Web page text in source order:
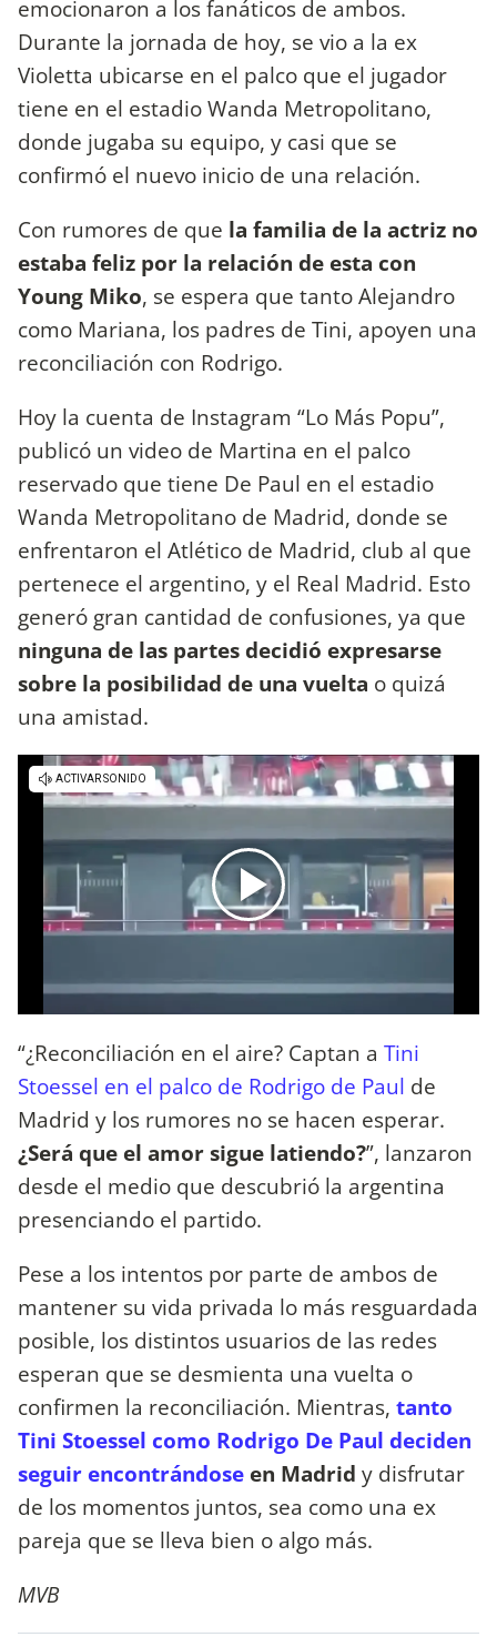
emocionaron a los fanáticos de ambos.
Durante la jornada de hoy, se vio a la ex
Violetta ubicarse en el palco que el jugador
tiene en el estadio Wanda Metropolitano,
donde jugaba su equipo, y casi que se
confirmó el nuevo inicio de una relación.
Con rumores de que la familia de la actriz no
estaba feliz por la relación de esta con
Young Miko, se espera que tanto Alejandro
como Mariana, los padres de Tini, apoyen una
reconciliación con Rodrigo.
Hoy la cuenta de Instagram “Lo Más Popu”,
publicó un video de Martina en el palco
reservado que tiene De Paul en el estadio
Wanda Metropolitano de Madrid, donde se
enfrentaron el Atlético de Madrid, club al que
pertenece el argentino, y el Real Madrid. Esto
generó gran cantidad de confusiones, ya que
ninguna de las partes decidió expresarse
sobre la posibilidad de una vuelta o quizá
una amistad.
“¿Reconciliación en el aire? Captan a Tini
Stoessel en el palco de Rodrigo de Paul de
Madrid y los rumores no se hacen esperar.
¿Será que el amor sigue latiendo?”, lanzaron
desde el medio que descubrió la argentina
presenciando el partido.
Pese a los intentos por parte de ambos de
mantener su vida privada lo más resguardada
posible, los distintos usuarios de las redes
esperan que se desmienta una vuelta o
confirmen la reconciliación. Mientras, tanto
Tini Stoessel como Rodrigo De Paul deciden
seguir encontrándose en Madrid y disfrutar
de los momentos juntos, sea como una ex
pareja que se lleva bien o algo más.
MVB